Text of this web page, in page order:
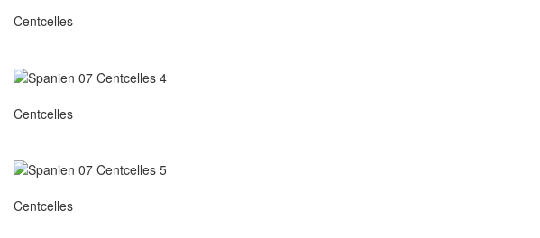
Centcelles
Centcelles
Centcelles